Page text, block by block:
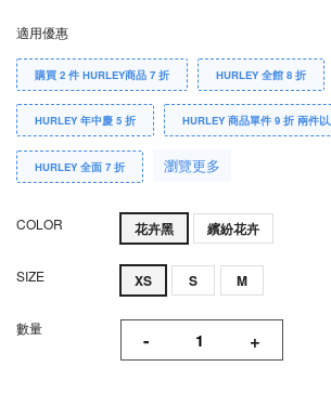
適用優惠
購買 2 件 HURLEY商品 7 折 HURLEY 全館 8 折
HURLEY 年中慶 5 折 HURLEY 商品單件 9 折 兩件
HURLEY 全面 7 折 瀏覽更多
COLOR 花卉黑 繽紛花卉
SIZE XS S M
數量 - +